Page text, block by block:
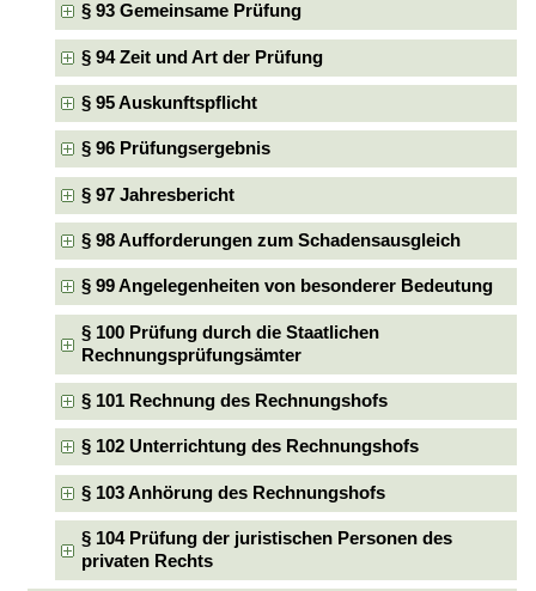
§ 93 Gemeinsame Prüfung
§ 94 Zeit und Art der Prüfung
§ 95 Auskunftspflicht
§ 96 Prüfungsergebnis
§ 97 Jahresbericht
§ 98 Aufforderungen zum Schadensausgleich
§ 99 Angelegenheiten von besonderer Bedeutung
§ 100 Prüfung durch die Staatlichen
Rechnungsprüfungsämter
§ 101 Rechnung des Rechnungshofs
§ 102 Unterrichtung des Rechnungshofs
§ 103 Anhörung des Rechnungshofs
§ 104 Prüfung der juristischen Personen des
privaten Rechts